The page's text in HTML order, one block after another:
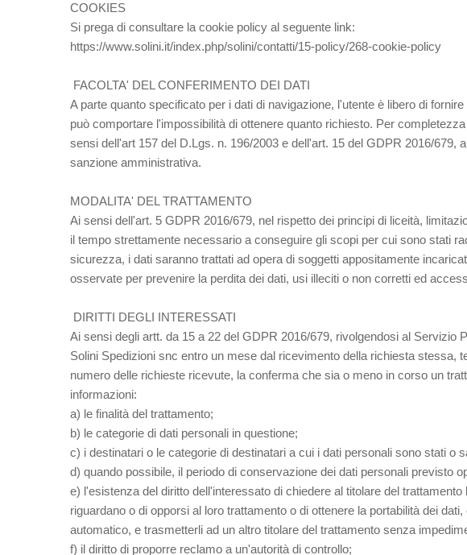
COOKIES
Si prega di consultare la cookie policy al seguente link:
https://www.solini.it/index.php/solini/contatti/15-policy/268-cookie-policy
FACOLTA' DEL CONFERIMENTO DEI DATI
A parte quanto specificato per i dati di navigazione, l'utente è libero di
può comportare l'impossibilità di ottenere quanto richiesto. Per
sensi dell'art 157 del D.Lgs. n. 196/2003 e dell'art. 15 del GDPR 2016/
sanzione amministrativa.
MODALITA' DEL TRATTAMENTO
Ai sensi dell'art. 5 GDPR 2016/679, nel rispetto dei principi di liceità,
il tempo strettamente necessario a conseguire gli scopi per cui sono stati
sicurezza, i dati saranno trattati ad opera di soggetti appositamente
osservate per prevenire la perdita dei dati, usi illeciti o non corretti ed
DIRITTI DEGLI INTERESSATI
Ai sensi degli artt. da 15 a 22 del GDPR 2016/679, rivolgendosi al Servizio
Solini Spedizioni snc entro un mese dal ricevimento della richiesta
numero delle richieste ricevute, la conferma che sia o meno in corso un
informazioni:
a) le finalità del trattamento;
b) le categorie di dati personali in questione;
c) i destinatari o le categorie di destinatari a cui i dati personali sono stati
d) quando possibile, il periodo di conservazione dei dati personali previsto
e) l'esistenza del diritto dell'interessato di chiedere al titolare del
riguardano o di opporsi al loro trattamento o di ottenere la portabilità dei
automatico, e trasmetterli ad un altro titolare del trattamento senza
f) il diritto di proporre reclamo a un'autorità di controllo;